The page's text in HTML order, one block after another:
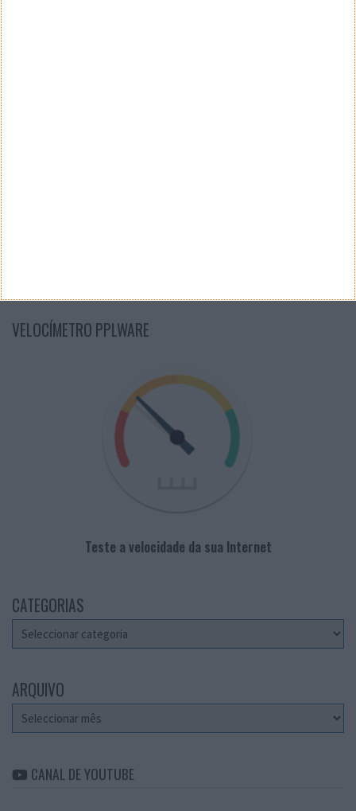
VELOCÍMETRO PPLWARE
Teste a velocidade da sua Internet
CATEGORIAS
Categorias
ARQUIVO
Arquivo
CANAL DE YOUTUBE